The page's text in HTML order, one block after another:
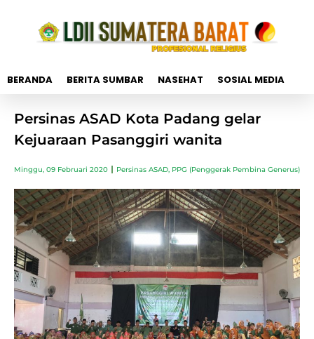
BERANDA BERITA SUMBAR NASEHAT SOSIAL MEDIA
Persinas ASAD Kota Padang gelar
Kejuaraan Pasanggiri wanita
Minggu, 09 Februari 2020 Persinas ASAD, PPG (Penggerak Pembina Generus)